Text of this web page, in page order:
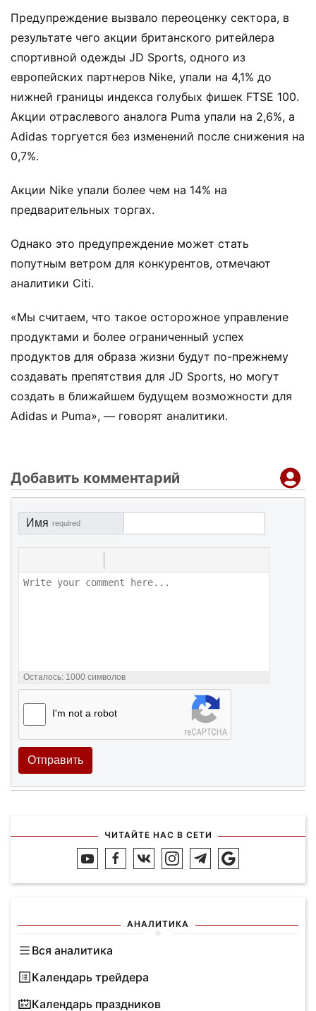
Предупреждение вызвало переоценку сектора, в
результате чего акции британского ритейлера
спортивной одежды JD Sports, одного из
европейских партнеров Nike, упали на 4,1% до
нижней границы индекса голубых фишек FTSE 100.
Акции отраслевого аналога Puma упали на 2,6%, а
Adidas торгуется без изменений после снижения на
0,7%.
Акции Nike упали более чем на 14% на
предварительных торгах.
Однако это предупреждение может стать
попутным ветром для конкурентов, отмечают
аналитики Citi.
«Мы считаем, что такое осторожное управление
продуктами и более ограниченный успех
продуктов для образа жизни будут по-прежнему
создавать препятствия для JD Sports, но могут
создать в ближайшем будущем возможности для
Adidas и Puma», — говорят аналитики.
Добавить комментарий
Имя required
Осталось: 1000 символов
I'm not a robot
Отправить
ЧИТАЙТЕ НАС В СЕТИ
АНАЛИТИКА
Вся аналитика
Календарь трейдера
Календарь праздников